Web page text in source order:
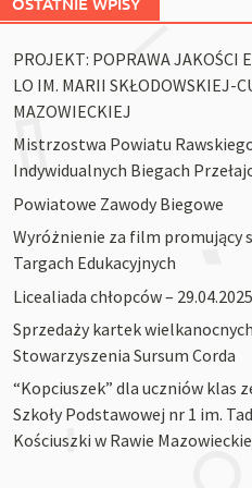
PROJEKT: POPRAWA JAKOŚCI
LO IM. MARII SKŁODOWSKIEJ-
MAZOWIECKIEJ
Mistrzostwa Powiatu
Indywidualnych Biegach
Powiatowe Zawody Biegowe
Wyróżnienie za film promujący
Targach Edukacyjnych
Licealiada chłopców –
Sprzedaży kartek
Stowarzyszenia Sursum Corda
“Kopciuszek” dla uczniów klas
Szkoły Podstawowej nr 1 im.
Kościuszki w Rawie